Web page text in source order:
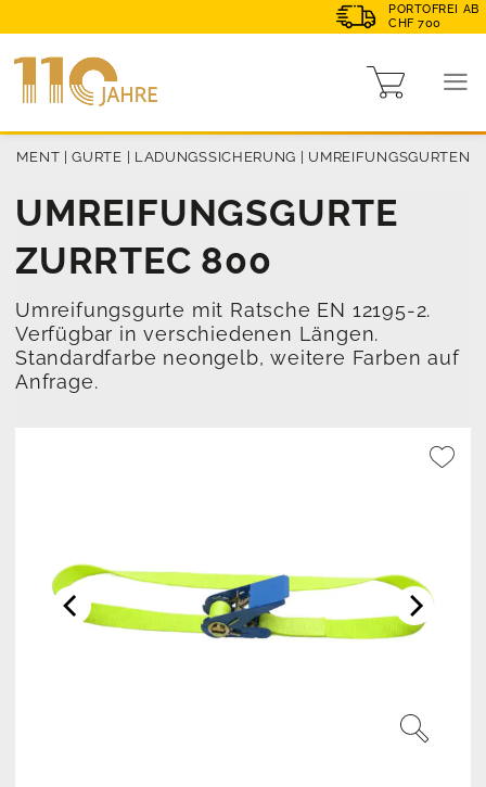
PORTOFREI AB
CHF 700
|GURTE | LADUNGSSICHERUNG | UMREIFUNGSGURTEN
UMREIFUNGSGURTE
ZURRTEC 800
Umreifungsgurte mit Ratsche EN 12195-2.
Verfügbar in verschiedenen Längen.
Standardfarbe neongelb, weitere Farben auf
Anfrage.